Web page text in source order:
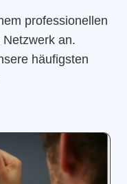
professionellen
an.
häufigsten